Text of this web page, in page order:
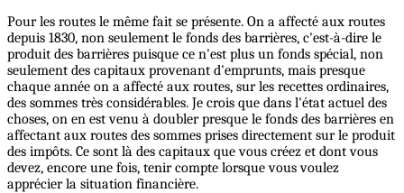
Pour les routes le même fait se présente. On a affecté aux routes
depuis 1830, non seulement le fonds des barrières, c'est-à-dire le
produit des barrières puisque ce n'est plus un fonds spécial, non
seulement des capitaux provenant d'emprunts, mais presque
chaque année on a affecté aux routes, sur les recettes ordinaires,
des sommes très considérables. Je crois que dans l'état actuel des
choses, on en est venu à doubler presque le fonds des barrières en
affectant aux routes des sommes prises directement sur le produit
des impôts. Ce sont là des capitaux que vous créez et dont vous
devez, encore une fois, tenir compte lorsque vous voulez
apprécier la situation financière.